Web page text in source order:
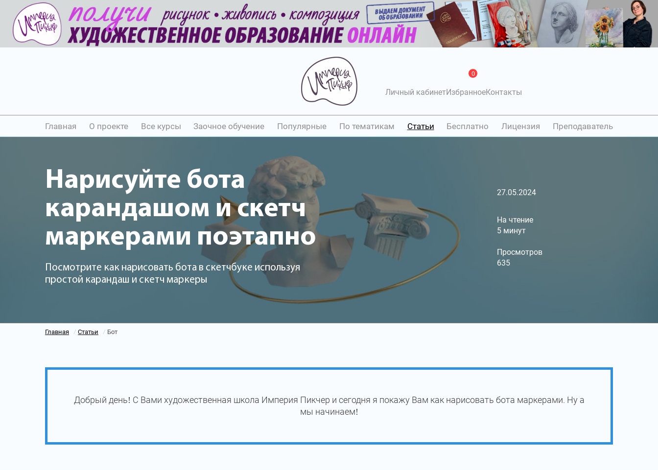
Личный кабинетИзбранное
0
Контакты
Главная О проекте Все курсы Заочное обучение Популярные По тематикам Статьи Бесплатно Лицензия Преподаватель
Нарисуйте бота
карандашом и скетч
маркерами поэтапно
Посмотрите как нарисовать бота в скетчбуке используя
простой карандаш и скетч маркеры
27.05.2024
На чтение
5 минут
Просмотров
635
Главная / Статьи / Бот
Добрый день! С Вами художественная школа Империя Пикчер и сегодня я покажу Вам как нарисовать бота маркерами. Ну а
мы начинаем!